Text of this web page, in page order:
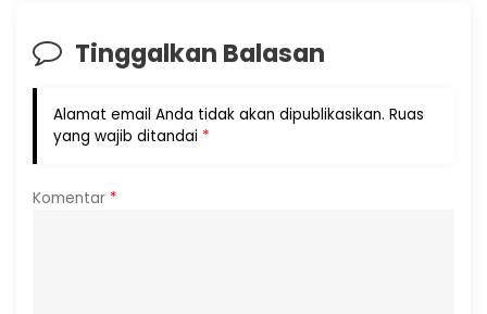
Tinggalkan Balasan
Alamat email Anda tidak akan dipublikasikan. Ruas
yang wajib ditandai *
Komentar *